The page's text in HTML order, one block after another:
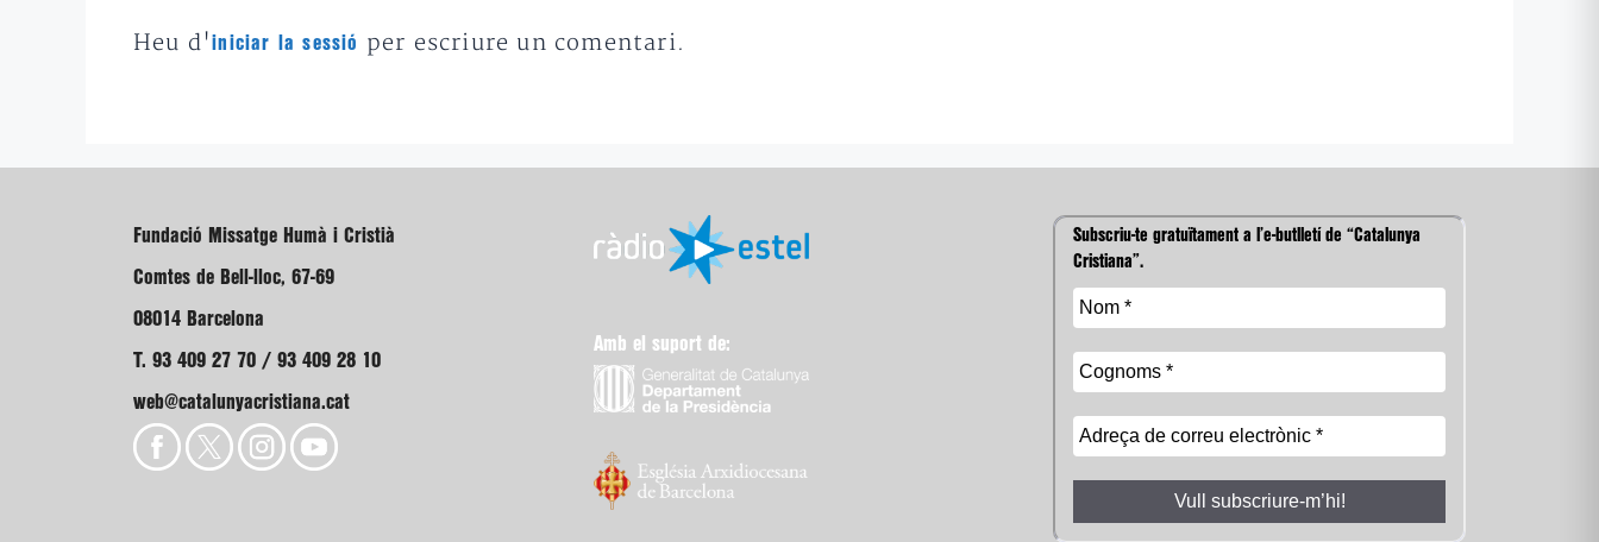
Heu d'iniciar la sessió per escriure un comentari.
Fundació Missatge Humà i Cristià
Comtes de Bell-lloc, 67-69
08014 Barcelona
T. 93 409 27 70 / 93 409 28 10
web@catalunyacristiana.cat
Amb el suport de:
Subscriu-te gratuïtament a l’e-butlletí de “Catalunya
Cristiana”.